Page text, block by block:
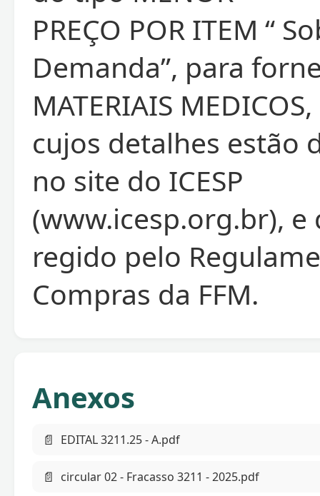
PREÇO POR ITEM “
Demanda”, para
MATERIAIS MEDICOS,
cujos detalhes estão
no site do ICESP
(www.icesp.org.br), e
regido pelo
Compras da FFM.
Anexos
📄 EDITAL 3211.25 - A.pdf
📄 circular 02 - Fracasso 3211 - 2025.pdf